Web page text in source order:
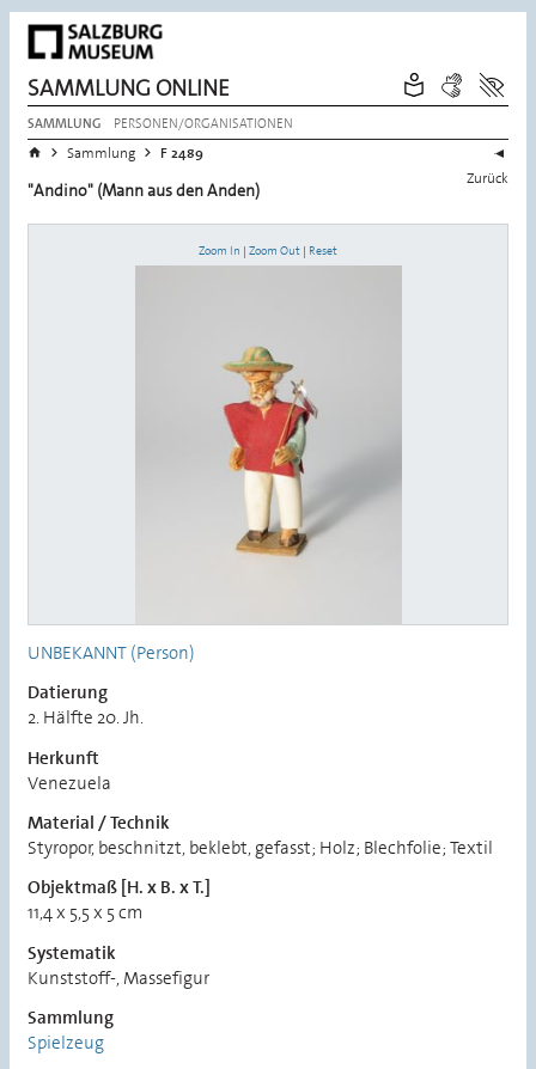
SAMMLUNG ONLINE
SAMMLUNG PERSONEN/ORGANISATIONEN
Zurück
Sie befinden sich hier:
Startseite
>Sammlung >F 2489
"Andino" (Mann aus den Anden)
Zoom In | Zoom Out | Reset
UNBEKANNT (Person)
Datierung
2. Hälfte 20. Jh.
Herkunft
Venezuela
Material / Technik
Styropor, beschnitzt, beklebt, gefasst; Holz; Blechfolie; Textil
Objektmaß [H. x B. x T.]
11,4 x 5,5 x 5 cm
Systematik
Kunststoff-, Massefigur
Sammlung
Spielzeug